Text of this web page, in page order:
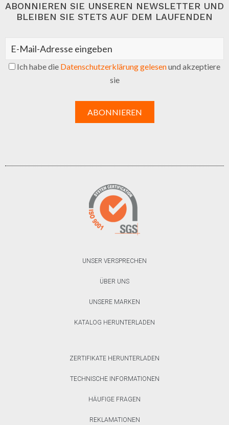
ABONNIEREN SIE UNSEREN NEWSLETTER UND
BLEIBEN SIE STETS AUF DEM LAUFENDEN
Ich habe die Datenschutzerklärung gelesenund akzeptiere
sie
UNSER VERSPRECHEN
ÜBER UNS
UNSERE MARKEN
KATALOG HERUNTERLADEN
ZERTIFIKATE HERUNTERLADEN
TECHNISCHE INFORMATIONEN
HÄUFIGE FRAGEN
REKLAMATIONEN